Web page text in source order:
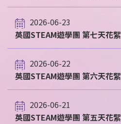
2026-06-23
英國STEAM遊學團 第七天花絮
2026-06-22
英國STEAM遊學團 第六天花絮
2026-06-21
英國STEAM遊學團 第五天花絮